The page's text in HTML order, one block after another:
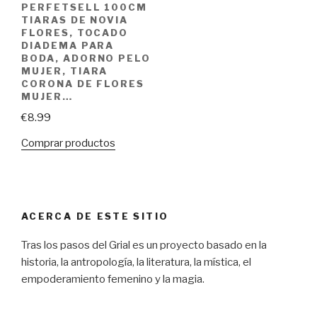
PERFETSELL 100CM
TIARAS DE NOVIA
FLORES, TOCADO
DIADEMA PARA
BODA, ADORNO PELO
MUJER, TIARA
CORONA DE FLORES
MUJER…
€8.99
Comprar productos
ACERCA DE ESTE SITIO
Tras los pasos del Grial es un proyecto basado en la
historia, la antropología, la literatura, la mística, el
empoderamiento femenino y la magia.